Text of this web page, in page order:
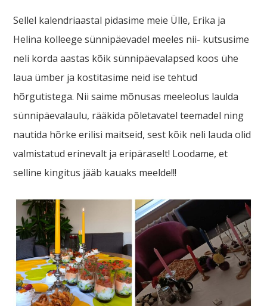
Sellel kalendriaastal pidasime meie Ülle, Erika ja
Helina kolleege sünnipäevadel meeles nii- kutsusime
neli korda aastas kõik sünnipäevalapsed koos ühe
laua ümber ja kostitasime neid ise tehtud
hõrgutistega. Nii saime mõnusas meeleolus laulda
sünnipäevalaulu, rääkida põletavatel teemadel ning
nautida hõrke erilisi maitseid, sest kõik neli lauda olid
valmistatud erinevalt ja eripäraselt! Loodame, et
selline kingitus jääb kauaks meelde!!!